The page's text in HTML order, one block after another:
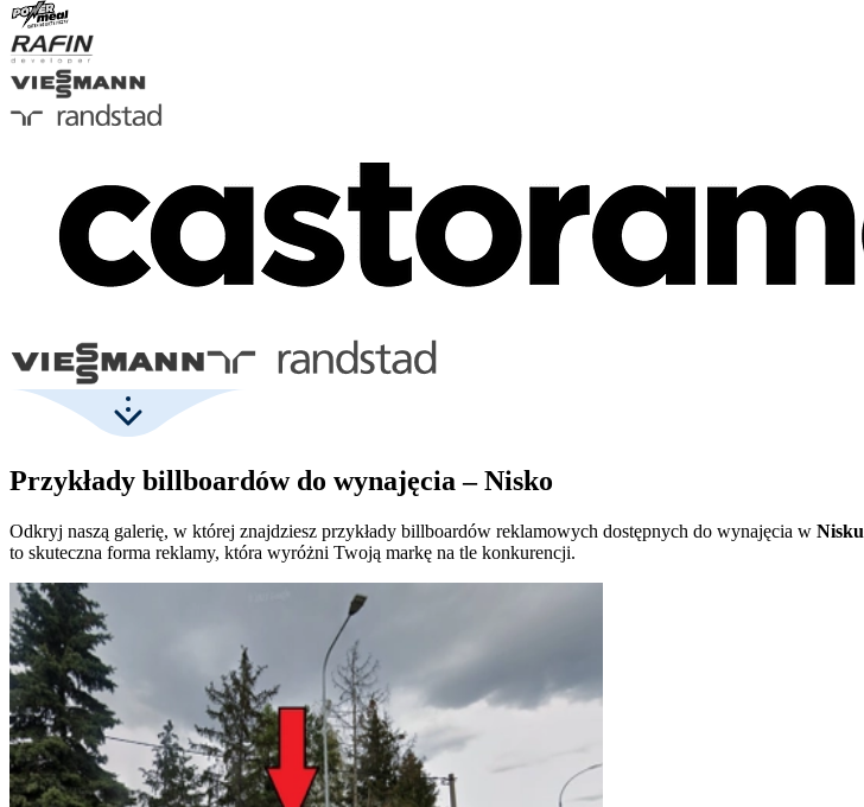
Przykłady billboardów do wynajęcia – Nisko
Odkryj naszą galerię, w której znajdziesz przykłady billboardów reklamowych dostępnych do wynajęcia w Nisku
to skuteczna forma reklamy, która wyróżni Twoją markę na tle konkurencji.